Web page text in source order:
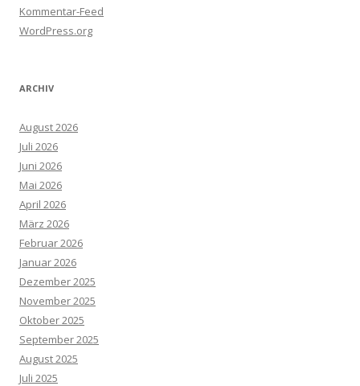
Kommentar-Feed
WordPress.org
ARCHIV
August 2026
Juli 2026
Juni 2026
Mai 2026
April 2026
März 2026
Februar 2026
Januar 2026
Dezember 2025
November 2025
Oktober 2025
September 2025
August 2025
Juli 2025